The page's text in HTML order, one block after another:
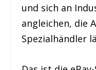
und sich an
angleichen, die
Spezialhändler